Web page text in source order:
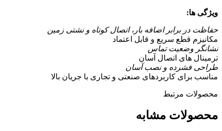
ویژگی ها:
حفاظت در برابر اضافه بار، اتصال کوتاه و نشتی زمین
مکانیزم قطع سریع و قابل اعتماد
نشانگر وضعیت تماس
ترمینال های اتصال آسان
طراحی فشرده و نصب آسان
مناسب برای کاربردهای صنعتی و تجاری با جریان بالا
محصولات مرتبط
محصولات مشابه